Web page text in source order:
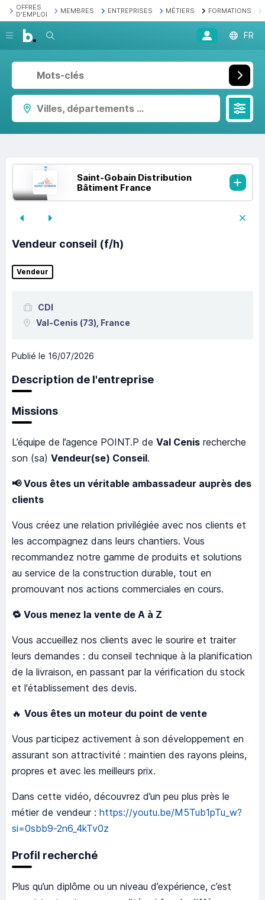
OFFRES
D'EMPLOI
MEMBRES ENTREPRISES MÉTIERS FORMATIONS
Recherche FR
Villes, départements ...
Saint-Gobain Distribution
Bâtiment France
Vendeur conseil (f/h)
Vendeur
CDI
Val-Cenis (73), France
Publié le 16/07/2026
Description de l'entreprise
Missions
L’équipe de l’agence POINT.P de Val Cenis recherche
son (sa) Vendeur(se) Conseil.
📢Vous êtes un véritable ambassadeur auprès des
clients
Vous créez une relation privilégiée avec nos clients et
les accompagnez dans leurs chantiers. Vous
recommandez notre gamme de produits et solutions
au service de la construction durable, tout en
promouvant nos actions commerciales en cours.
🔁 Vous menez la vente de A à Z
Vous accueillez nos clients avec le sourire et traiter
leurs demandes : du conseil technique à la planification
de la livraison, en passant par la vérification du stock
et l'établissement des devis.
🔥 Vous êtes un moteur du point de vente
Vous participez activement à son développement en
assurant son attractivité : maintien des rayons pleins,
propres et avec les meilleurs prix.
Dans cette vidéo, découvrez d’un peu plus près le
métier de vendeur : https://youtu.be/M5Tub1pTu_w?
si=0sbb9-2n6_4kTv0z
Profil recherché
Plus qu’un diplôme ou un niveau d’expérience, c’est